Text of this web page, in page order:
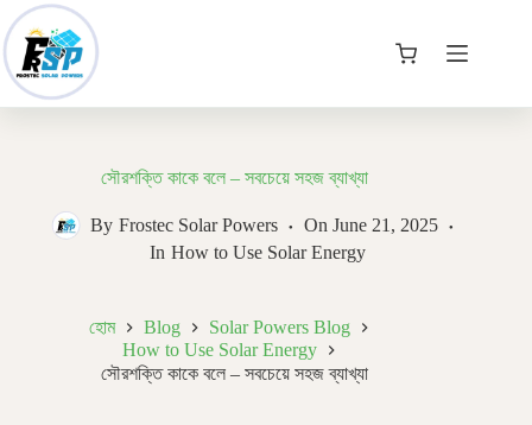
Skip
to
content
কার্ট
সৌরশক্তি কাকে বলে – সবচেয়ে সহজ ব্যাখ্যা
By Frostec Solar Powers On June 21, 2025
In How to Use Solar Energy
হোম Blog
Solar Powers Blog
How to Use Solar Energy
সৌরশক্তি কাকে বলে – সবচেয়ে সহজ ব্যাখ্যা